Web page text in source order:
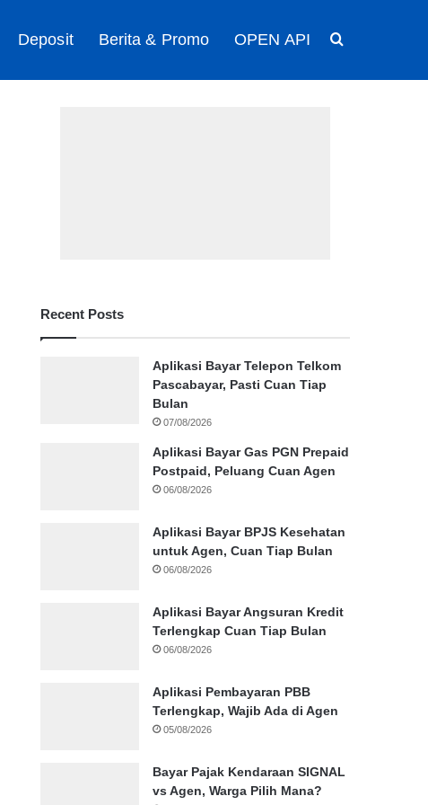
Deposit Berita & Promo OPEN API
Recent Posts
Aplikasi Bayar Telepon Telkom
Pascabayar, Pasti Cuan Tiap
Bulan
07/08/2026
Aplikasi Bayar Gas PGN Prepaid
Postpaid, Peluang Cuan Agen
06/08/2026
Aplikasi Bayar BPJS Kesehatan
untuk Agen, Cuan Tiap Bulan
06/08/2026
Aplikasi Bayar Angsuran Kredit
Terlengkap Cuan Tiap Bulan
06/08/2026
Aplikasi Pembayaran PBB
Terlengkap, Wajib Ada di Agen
05/08/2026
Bayar Pajak Kendaraan SIGNAL
vs Agen, Warga Pilih Mana?